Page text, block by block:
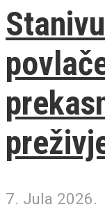
7. Jula 2026.